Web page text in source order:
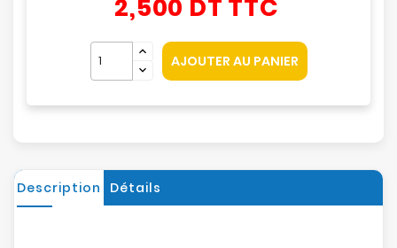
2,500 DT TTC
AJOUTER AU PANIER
Description Détails